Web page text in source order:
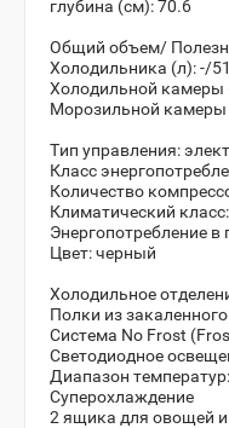
глубина (см): 70.6
Общий объем/
Холодильника (л): -/
Холодильной камеры
Морозильной камеры
Тип управления:
Класс
Количество
Климатический
Энергопотребление в
Цвет: черный
Холодильное
Полки из закаленного
Система No Frost
Светодиодное
Диапазон
Суперохлаждение
2 ящика для овощей